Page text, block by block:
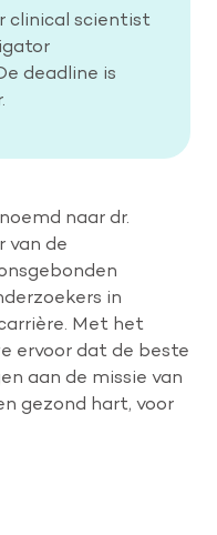
clinical scientist
deadline is
naar dr.
van de
in
Met het
ervoor dat de beste
aan de missie van
gezond hart, voor